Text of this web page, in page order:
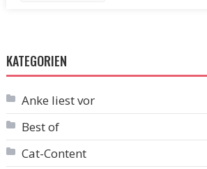
KATEGORIEN
Anke liest vor
Best of
Cat-Content